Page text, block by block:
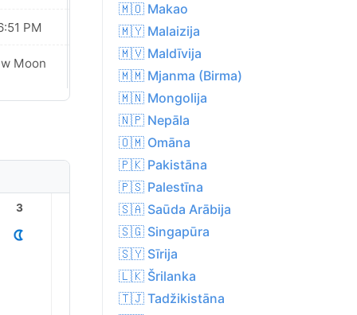
PM
Moon
06:50 PM
New Moon
3 5 6
🇲🇴 Makao
🇲🇾 Malaizija
🇲🇻 Maldīvija
🇲🇲 Mjanma (Birma)
🇲🇳 Mongolija
🇳🇵 Nepāla
🇴🇲 Omāna
🇵🇰 Pakistāna
🇵🇸 Palestīna
🇸🇦 Saūda Arābija
🇸🇬 Singapūra
🇸🇾 Sīrija
🇱🇰 Šrilanka
🇹🇯 Tadžikistāna